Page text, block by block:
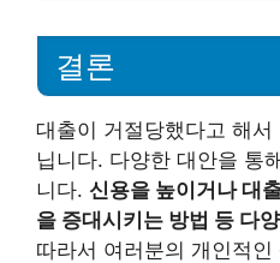
결론
대출이 거절당했다고 해
닙니다. 다양한 대안을 통
니다. 신용을 높이거나 대
을 증대시키는 방법 등 다
따라서 여러분의 개인적